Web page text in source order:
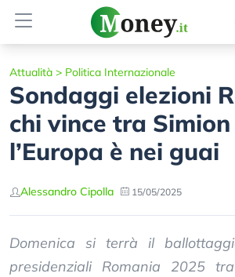
Attualità > Politica Internazionale
Sondaggi elezioni
chi vince tra Simion
l’Europa è nei guai
Alessandro Cipolla 15/05/2025
Domenica si terrà il
presidenziali Romania 2025